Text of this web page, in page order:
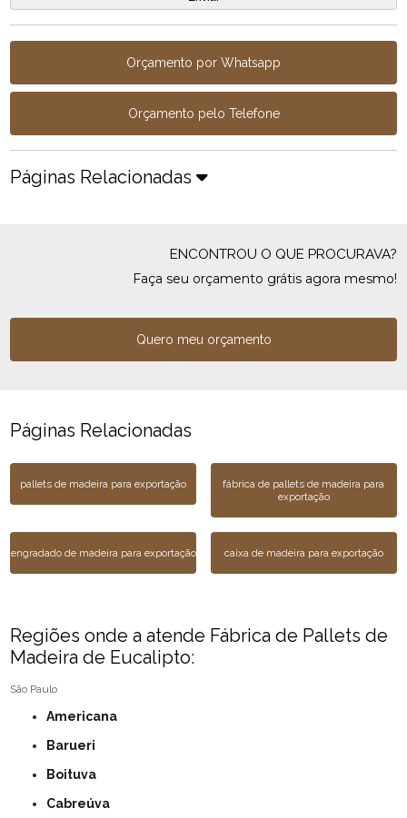
Orçamento por Whatsapp
Orçamento pelo Telefone
Páginas Relacionadas
ENCONTROU O QUE PROCURAVA?
Faça seu orçamento grátis agora mesmo!
Quero meu orçamento
Páginas Relacionadas
pallets de madeira para exportação
fábrica de pallets de madeira para
exportação
engradado de madeira para exportação caixa de madeira para exportação
Regiões onde a atende Fábrica de Pallets de
Madeira de Eucalipto:
São Paulo
Americana
Barueri
Boituva
Cabreúva